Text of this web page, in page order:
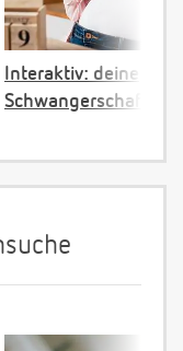
Interaktiv: deine